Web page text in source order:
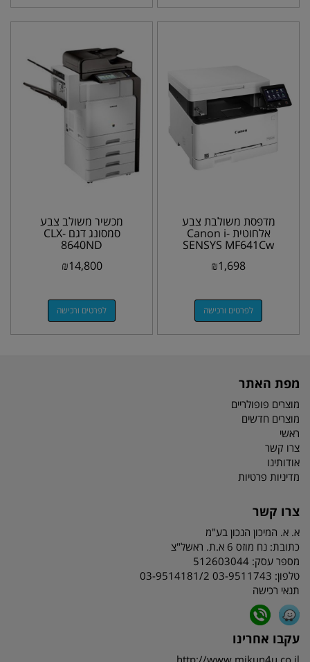
מדפסת משולבת צבע
אלחוטית Canon i-
SENSYS MF641Cw
₪1,698
לפרטים ורכישה
מכשיר משולב צבע
סמסונג דגם CLX-
8640ND
₪14,800
לפרטים ורכישה
מפת האתר
מוצרים פופולריים
מוצרים חדשים
ראשי
צרו קשר
אודותינו
מדיניות פרטיות
צרו קשר
א. א. המיכון הנכון בע"מ
כתובת: נח מוזס 6 א.ת. ראשל"צ
מספר עסק: 512603044
טלפון: 03-9511743 03-9514181/2
תנאי רכישה
עקבו אחרינו